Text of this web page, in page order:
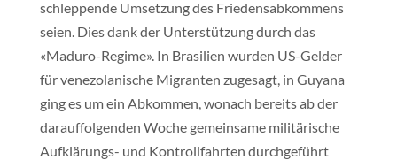
schleppende Umsetzung des Friedensabkommens
seien. Dies dank der Unterstützung durch das
«Maduro-Regime». In Brasilien wurden US-Gelder
für venezolanische Migranten zugesagt, in Guyana
ging es um ein Abkommen, wonach bereits ab der
darauffolgenden Woche gemeinsame militärische
Aufklärungs- und Kontrollfahrten durchgeführt